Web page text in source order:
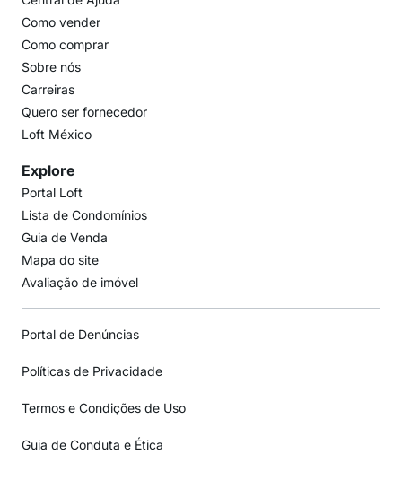
Como vender
Como comprar
Sobre nós
Carreiras
Quero ser fornecedor
Loft México
Explore
Portal Loft
Lista de Condomínios
Guia de Venda
Mapa do site
Avaliação de imóvel
Portal de Denúncias
Políticas de Privacidade
Termos e Condições de Uso
Guia de Conduta e Ética